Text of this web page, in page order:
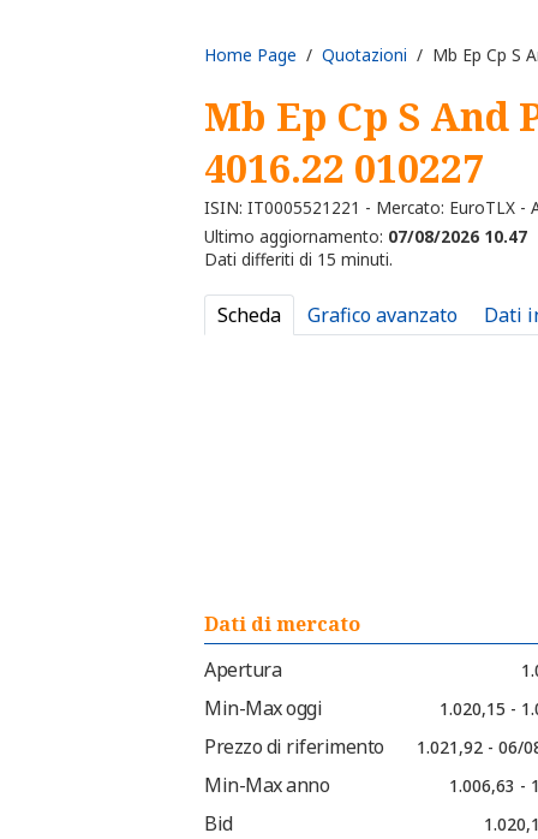
Home Page / Quotazioni / Mb Ep Cp S
Mb Ep Cp S And
4016.22 010227
ISIN: IT0005521221 - Mercato: EuroTLX -
Ultimo aggiornamento: 07/08/2026 10.47
Dati differiti di 15 minuti.
Scheda Grafico avanzato Dati
Dati di mercato
Apertura
Min-Max oggi 1.020,15 -
Prezzo di riferimento 1.021,92 - 06/
Min-Max anno 1.006,63 -
Bid